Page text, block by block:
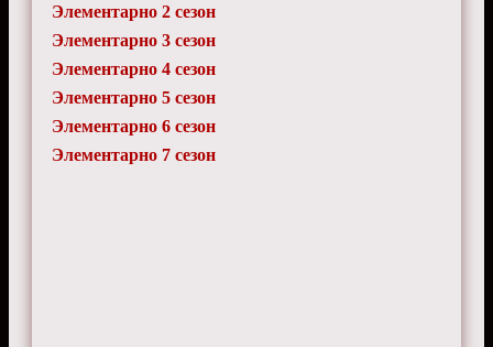
Элементарно 2 сезон
Элементарно 3 сезон
Элементарно 4 сезон
Элементарно 5 сезон
Элементарно 6 сезон
Элементарно 7 сезон